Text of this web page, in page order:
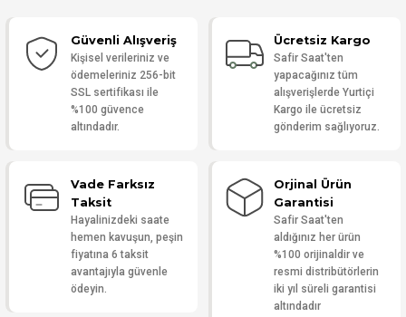
Yorum Yaz
Güvenli Alışveriş
Kişisel verileriniz ve
ödemeleriniz 256-bit
SSL sertifikası ile
%100 güvence
altındadır.
Ücretsiz Kargo
Safir Saat'ten
yapacağınız tüm
alışverişlerde Yurtiçi
Kargo ile ücretsiz
gönderim sağlıyoruz.
Vade Farksız
Taksit
Hayalinizdeki saate
hemen kavuşun, peşin
fiyatına 6 taksit
avantajıyla güvenle
ödeyin.
Orjinal Ürün
Garantisi
Safir Saat'ten
aldığınız her ürün
%100 orijinaldir ve
resmi distribütörlerin
iki yıl süreli garantisi
altındadır